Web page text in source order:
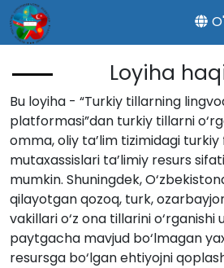
Loyiha
Bu loyiha - “Turkiy tillarning
platformasi”dan turkiy tillarni
omma, oliy ta’lim tizimidagi
mutaxassislari ta’limiy resurs
mumkin. Shuningdek,
qilayotgan qozoq, turk,
vakillari o‘z ona tillarini o‘rganishi
paytgacha mavjud bo‘lmagan
resursga bo‘lgan ehtiyojni